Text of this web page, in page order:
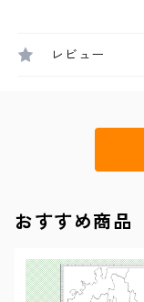
レビュー
おすすめ商品